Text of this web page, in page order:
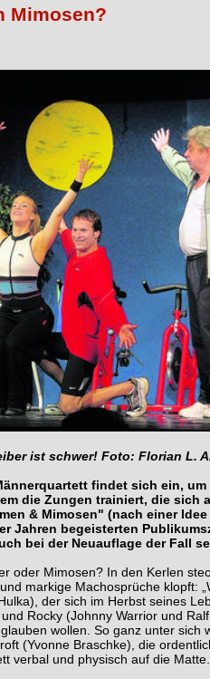
Mimosen?
ist schwer! Foto: Florian L.
findet sich ein,
die Zungen trainiert, die sich
& Mimosen" (nach einer
Jahren begeisterten
bei der Neuauflage der Fall
oder Mimosen? In den Kerlen
markige Machosprüche klopft:
der sich im Herbst seines
Rocky (Johnny Warrior und
wollen. So ganz unter
(Yvonne Braschke), die
verbal und physisch auf die Matte.